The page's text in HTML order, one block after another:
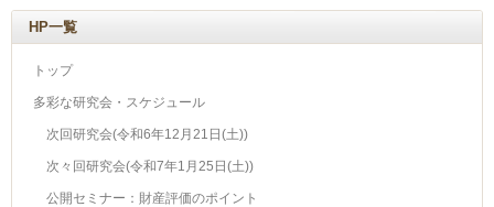
HP一覧
トップ
多彩な研究会・スケジュール
次回研究会(令和6年12月21日(土))
次々回研究会(令和7年1月25日(土))
公開セミナー：財産評価のポイント